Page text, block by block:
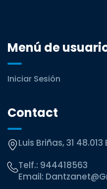
Menú de
Iniciar Sesión
Contact
Luis Briñas, 31 48.013
Telf.: 944418563
Email: